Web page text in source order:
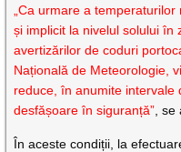
„Ca urmare a
și implicit la nivelul solului în
avertizărilor de coduri
Națională de Meteorologie,
reduce, în anumite intervale
desfășoare în siguranță” ,
În aceste condiții, la